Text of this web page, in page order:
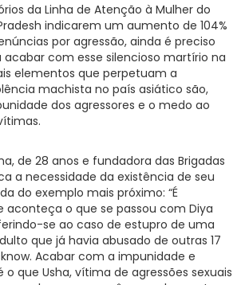
da Linha de Atenção à Mulher do
indicarem um aumento de 104%
por agressão, ainda é preciso
com esse silencioso martírio na
elementos que perpetuam a
machista no país asiático são,
dos agressores e o medo ao
de 28 anos e fundadora das Brigadas
a necessidade da existência de seu
do exemplo mais próximo: “É
aconteça o que se passou com Diya
se ao caso de estupro de uma
que já havia abusado de outras 17
Acabar com a impunidade e
que Usha, vítima de agressões sexuais